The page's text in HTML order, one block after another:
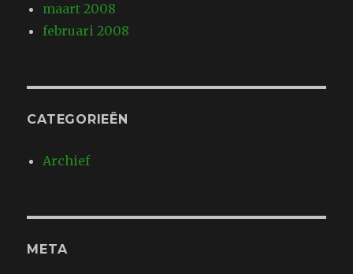
maart 2008
februari 2008
CATEGORIEËN
Archief
META